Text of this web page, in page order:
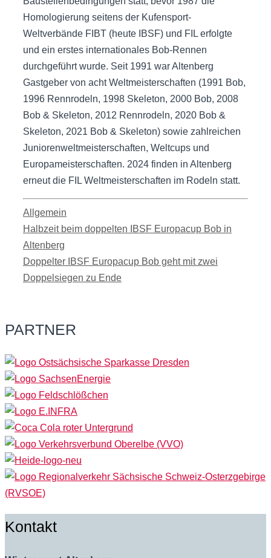
Homologierung seitens der Kufensport-
Weltverbände FIBT (heute IBSF) und FIL erfolgte
und ein erstes internationales Bob-Rennen
durchgeführt wurde. Seit 1991 war Altenberg
Gastgeber von acht Weltmeisterschaften (1991 Bob,
1996 Rennrodeln, 1998 Skeleton, 2000 Bob, 2008
Bob & Skeleton, 2012 Rennrodeln, 2020 Bob &
Skeleton, 2021 Bob & Skeleton) sowie zahlreichen
Juniorenweltmeisterschaften, Weltcups und
Europameisterschaften. 2024 finden in Altenberg
erneut die FIL Weltmeisterschaften im Rodeln statt.
Kategorien
Allgemein
Halbzeit beim doppelten IBSF Europacup Bob in
Altenberg
Doppelter IBSF Europacup Bob geht mit zwei
Doppelsiegen zu Ende
PARTNER
Kontakt